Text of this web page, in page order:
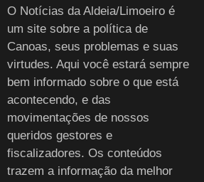
O Notícias da Aldeia/Limoeiro é
um site sobre a política de
Canoas, seus problemas e suas
virtudes. Aqui você estará sempre
bem informado sobre o que está
acontecendo, e das
movimentações de nossos
queridos gestores e
fiscalizadores. Os conteúdos
trazem a informação da melhor